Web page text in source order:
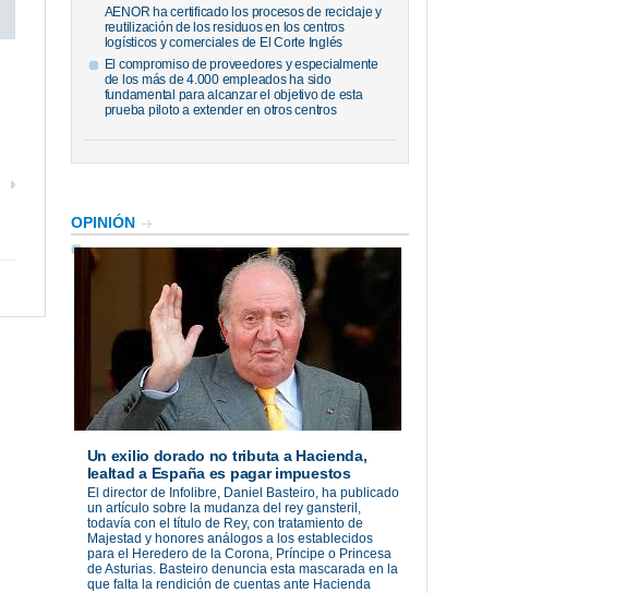
AENOR ha certificado los procesos de reciclaje y
reutilización de los residuos en los centros
logísticos y comerciales de El Corte Inglés
El compromiso de proveedores y especialmente
de los más de 4.000 empleados ha sido
fundamental para alcanzar el objetivo de esta
prueba piloto a extender en otros centros
OPINIÓN
Un exilio dorado no tributa a Hacienda,
lealtad a España es pagar impuestos
El director de Infolibre, Daniel Basteiro, ha publicado
un artículo sobre la mudanza del rey gansteril,
todavía con el título de Rey, con tratamiento de
Majestad y honores análogos a los establecidos
para el Heredero de la Corona, Príncipe o Princesa
de Asturias. Basteiro denuncia esta mascarada en la
que falta la rendición de cuentas ante Hacienda